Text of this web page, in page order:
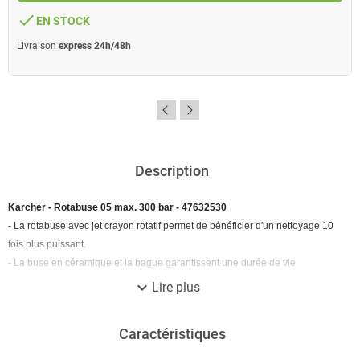
done EN STOCK
Livraison express 24h/48h
Description
Karcher - Rotabuse 05 max. 300 bar - 47632530
- La rotabuse avec jet crayon rotatif permet de bénéficier d'un nettoyage 10
fois plus puissant.
- La buse en céramique et la bague garantissent une durée de vie
expand_more Lire plus
Caractéristiques